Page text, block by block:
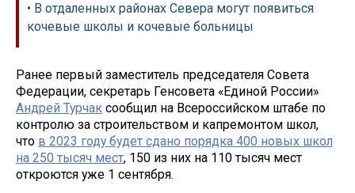
• В отдаленных районах Севера могут появиться
кочевые школы и кочевые больницы
Ранее первый заместитель председателя Совета
Федерации, секретарь Генсовета «Единой России»
Андрей Турчак сообщил на Всероссийском штабе по
контролю за строительством и капремонтом школ,
что в 2023 году будет сдано порядка 400 новых школ
на 250 тысяч мест, 150 из них на 110 тысяч мест
откроются уже 1 сентября.